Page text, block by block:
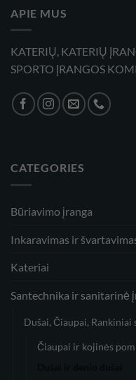
APIE MUS
KATERIŲ, KATERIŲ
SPORTO ĮRANGOS
CATEGORIES
Būriavimo įranga
Inkaravimas ir
Kateriai
Santechnika ir sanitarinė
Dušai, Čiaupai, Rankiniai
Čiaupai ir kojinės